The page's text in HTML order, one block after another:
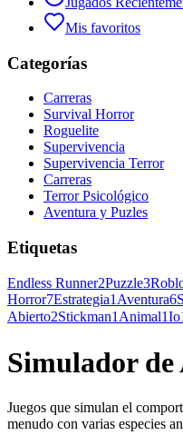
Mis favoritos
Categorías
Carreras
Survival Horror
Roguelite
Supervivencia
Supervivencia Terror
Carreras
Terror Psicológico
Aventura y Puzles
Etiquetas
Endless Runner2Puzzle3
Horror7Estrategia1 Aventura6
Abierto2Stickman1 Animal1Io
Simulador de
Juegos que simulan el
menudo con varias especies